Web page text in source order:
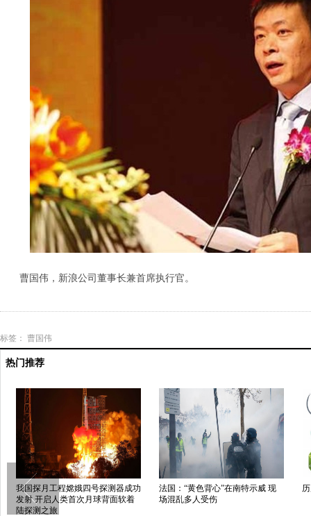
曹国伟，新浪公司董事长兼首席执行官。
标签： 曹国伟
热门推荐
我国探月工程嫦娥四号探测器成功
发射 开启人类首次月球背面软着
陆探测之旅
法国：“黄色背心”在南特示威 现
场混乱多人受伤